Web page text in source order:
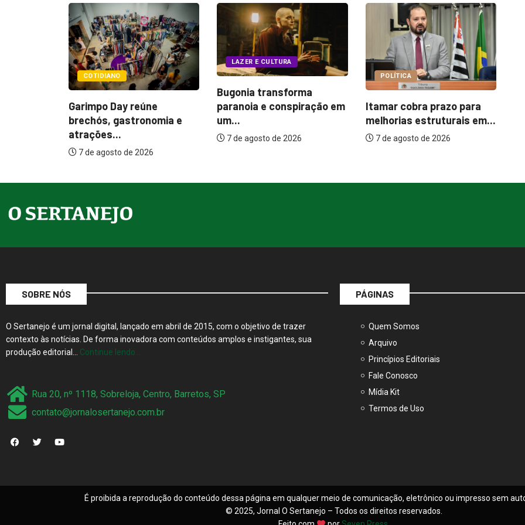
LAZER E CULTURA
Bugonia transforma
paranoia e conspiração em
um...
7 de agosto de 2026
POLÍTICA
Itamar cobra prazo para
melhorias estruturais em...
7 de agosto de 2026
COTIDIANO
Garimpo Day reúne
brechós, gastronomia e
atrações...
SOBRE NÓS
O Sertanejo é um jornal digital, lançado em abril de 2015, com o objetivo de trazer
contexto às notícias. De forma inovadora com conteúdos amplos e instigantes, sua
produção editorial… Continue lendo…
Rua 20, nº 1118, Sobreloja, Centro, Barretos, SP
contato@jornalosertanejo.com.br
PÁGINAS
Quem Somos
Arquivo
Princípios Editoriais
Fale Conosco
Mídia Kit
Termos de Uso
É proibida a reprodução do conteúdo dessa página em qualquer meio de comunicação, eletrônico ou impresso sem
© 2025, Jornal O Sertanejo – Todos os direitos reservados.